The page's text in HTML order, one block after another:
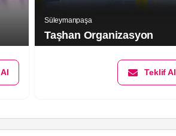
Süleymanpaşa
Taşhan Organizasyon
Teklif Al